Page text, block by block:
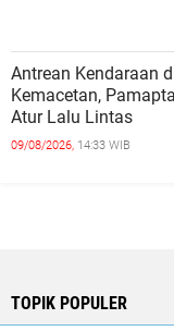
Antrean Kendaraan
Kemacetan,
Atur Lalu Lintas
09/08/2026, 14:33 WIB
TOPIK POPULER